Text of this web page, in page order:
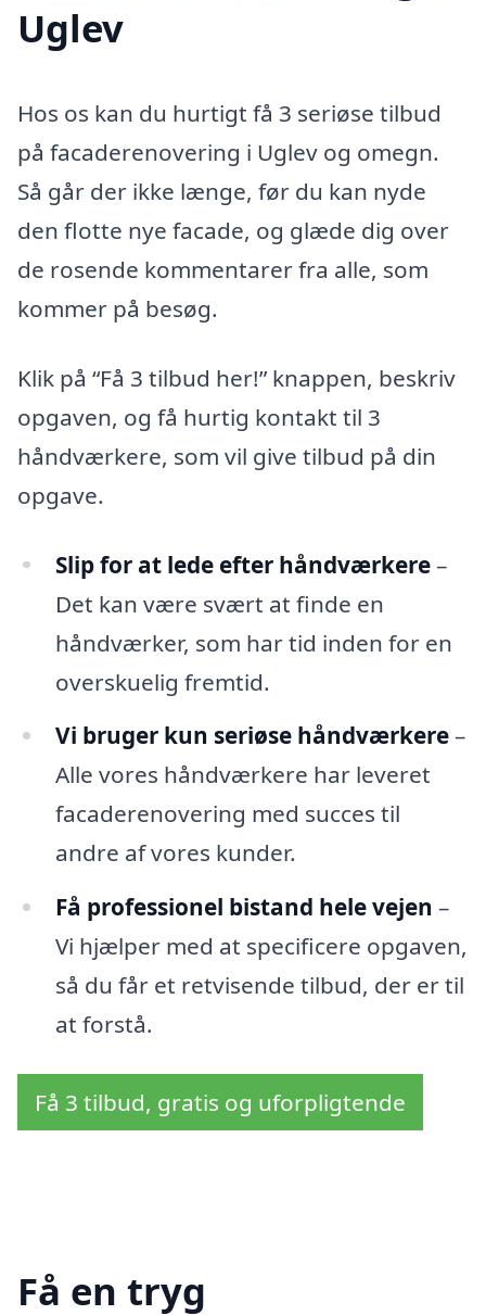
Uglev
Hos os kan du hurtigt få 3 seriøse tilbud
på facaderenovering i Uglev og omegn.
Så går der ikke længe, før du kan nyde
den flotte nye facade, og glæde dig over
de rosende kommentarer fra alle, som
kommer på besøg.
Klik på “Få 3 tilbud her!” knappen, beskriv
opgaven, og få hurtig kontakt til 3
håndværkere, som vil give tilbud på din
opgave.
Slip for at lede efter håndværkere–
Det kan være svært at finde en
håndværker, som har tid inden for en
overskuelig fremtid.
Vi bruger kun seriøse håndværkere–
Alle vores håndværkere har leveret
facaderenovering med succes til
andre af vores kunder.
Få professionel bistand hele vejen –
Vi hjælper med at specificere opgaven,
så du får et retvisende tilbud, der er til
at forstå.
Få 3 tilbud, gratis og uforpligtende
Få en tryg